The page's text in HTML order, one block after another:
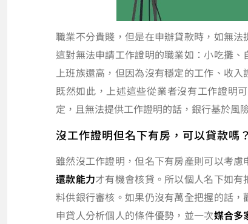
職業不分貴賤，但是在申辦貸款時，如無法
這對無法申請工作證明的職業如：小吃攤
上班族還高，但因為沒有穩定的工作、收
既然如此，上述這些從業者沒有工作證明
定，且無法提供工作證明的話，銀行基於風
沒工作證明但名下有房，可以貸款嗎？
雖然沒工作證明，但名下有房產則可以考慮
還款能力才有機會核貸。所以個人名下如
料供銀行審核。如果仍沒有萬全把握的話，
申貸人分析個人的條件優勢，並一次媒合多